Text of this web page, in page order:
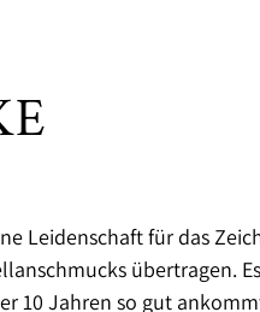
Leidenschaft für das
übertragen.
10 Jahren so gut